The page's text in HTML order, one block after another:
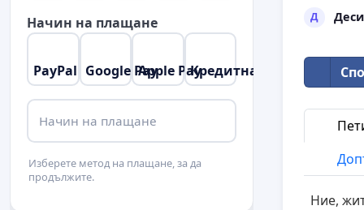
Д
Ние,
Начин на плащане
PayPal Google PayApple PayКредитна карта
Начин на плащане
Изберете метод на плащане, за да
продължите.